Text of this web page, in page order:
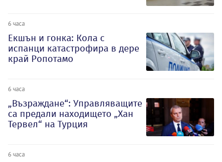
6 часа
Екшън и гонка: Кола с
испанци катастрофира в дере
край Ропотамо
6 часа
„Възраждане“: Управляващите
са предали находището „Хан
Тервел“ на Турция
6 часа